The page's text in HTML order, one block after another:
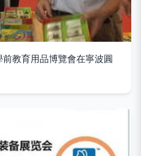
教育用品博覽會在寧波圓